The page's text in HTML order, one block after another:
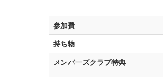
参加費
持ち物
メンバーズクラブ特典